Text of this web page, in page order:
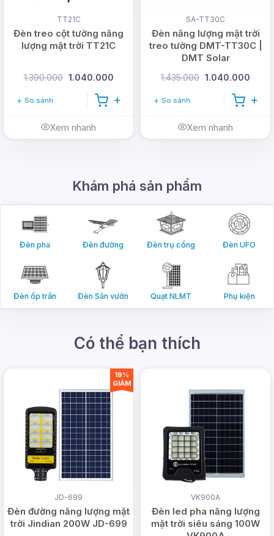
Chính sách bán hàng và
hậu mãi tốt
TT21C
Đèn treo cột tường năng
lượng mặt trời TT21C
1.390.000 1.040.000
So sánh
Xem nhanh
SA-TT30C
Đèn năng lượng mặt trời
treo tường DMT-TT30C |
DMT Solar
1.435.000 1.040.000
So sánh
Xem nhanh
Khám phá sản phẩm
Đèn pha Đèn đường Đèn trụ cổng Đèn UFO
Đèn ốp trần Đèn Sân vườn Quạt NLMT Phụ kiện
Có thể bạn thích
JD-699
Đèn đường năng lượng mặt
trời Jindian 200W JD-699
19%
GIẢM
VK900A
Đèn led pha năng lượng
mặt trời siêu sáng 100W